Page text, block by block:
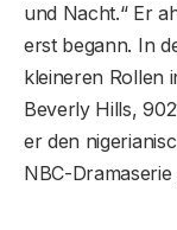
und Nacht.“ Er
erst begann. In
kleineren Rollen
Beverly Hills,
er den
NBC-Dramaserie